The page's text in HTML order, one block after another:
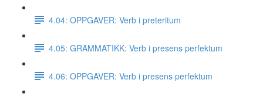
4.04: OPPGAVER: Verb i preteritum
4.05: GRAMMATIKK: Verb i presens perfektum
4.06: OPPGAVER: Verb i presens perfektum